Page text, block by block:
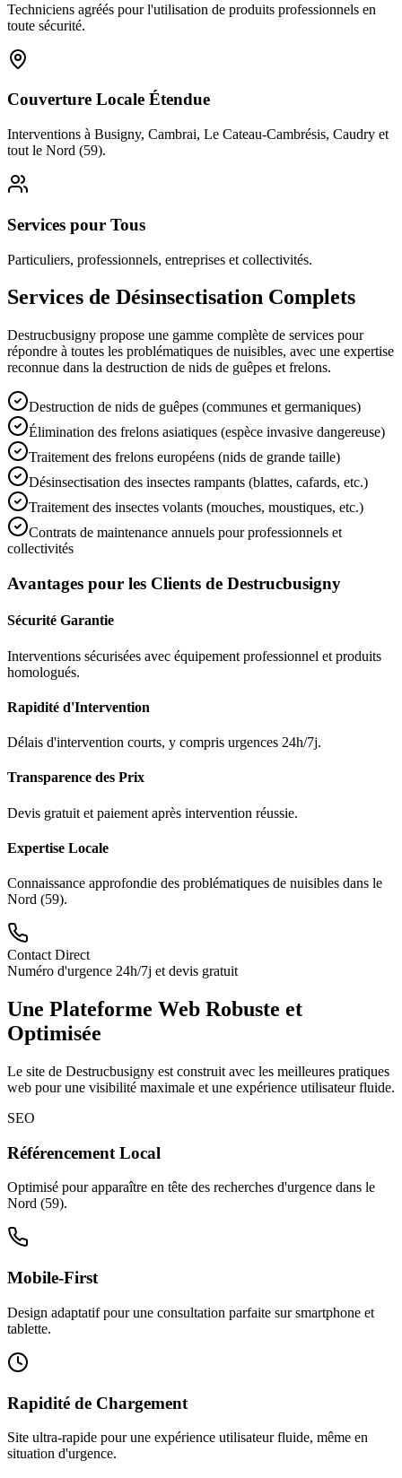
Techniciens agréés pour l'utilisation de produits professionnels en
toute sécurité.
Couverture Locale Étendue
Interventions à Busigny, Cambrai, Le Cateau-Cambrésis, Caudry et
tout le Nord (59).
Services pour Tous
Particuliers, professionnels, entreprises et collectivités.
Services de Désinsectisation Complets
Destrucbusigny propose une gamme complète de services pour
répondre à toutes les problématiques de nuisibles, avec une expertise
reconnue dans la destruction de nids de guêpes et frelons.
Destruction de nids de guêpes (communes et germaniques)
Élimination des frelons asiatiques (espèce invasive dangereuse)
Traitement des frelons européens (nids de grande taille)
Désinsectisation des insectes rampants (blattes, cafards, etc.)
Traitement des insectes volants (mouches, moustiques, etc.)
Contrats de maintenance annuels pour professionnels et
collectivités
Avantages pour les Clients de Destrucbusigny
Sécurité Garantie
Interventions sécurisées avec équipement professionnel et produits
homologués.
Rapidité d'Intervention
Délais d'intervention courts, y compris urgences 24h/7j.
Transparence des Prix
Devis gratuit et paiement après intervention réussie.
Expertise Locale
Connaissance approfondie des problématiques de nuisibles dans le
Nord (59).
Contact Direct
Numéro d'urgence 24h/7j et devis gratuit
Une Plateforme Web Robuste et
Optimisée
Le site de Destrucbusigny est construit avec les meilleures pratiques
web pour une visibilité maximale et une expérience utilisateur fluide.
SEO
Référencement Local
Optimisé pour apparaître en tête des recherches d'urgence dans le
Nord (59).
Mobile-First
Design adaptatif pour une consultation parfaite sur smartphone et
tablette.
Rapidité de Chargement
Site ultra-rapide pour une expérience utilisateur fluide, même en
situation d'urgence.